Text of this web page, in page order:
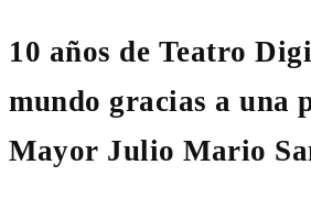
10 años de Teatro
mundo gracias a una
Mayor Julio Mario